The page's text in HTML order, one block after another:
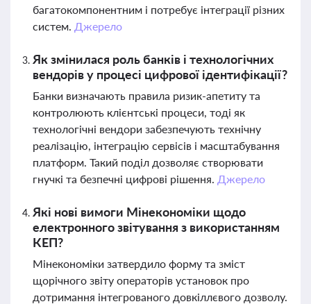
багатокомпонентним і потребує інтеграції різних
систем. Джерело
Як змінилася роль банків і технологічних
вендорів у процесі цифрової ідентифікації?
Банки визначають правила ризик-апетиту та
контролюють клієнтські процеси, тоді як
технологічні вендори забезпечують технічну
реалізацію, інтеграцію сервісів і масштабування
платформ. Такий поділ дозволяє створювати
гнучкі та безпечні цифрові рішення. Джерело
Які нові вимоги Мінекономіки щодо
електронного звітування з використанням
КЕП?
Мінекономіки затвердило форму та зміст
щорічного звіту операторів установок про
дотримання інтегрованого довкіллєвого дозволу.